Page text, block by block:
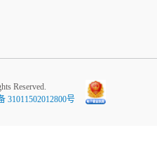
Reserved.
31011502012800号